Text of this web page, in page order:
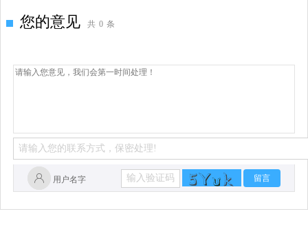
您的意见 共 0 条
用户名字 留言